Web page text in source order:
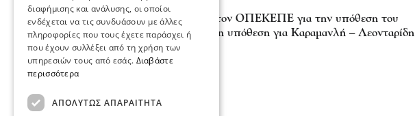
Πολιτική
22 κατηγορούμενοι για τον ΟΠΕΚΕΠΕ για την υπόθεση του
ΟΠΕΚΕΠΕ στο αρχείο η υπόθεση για Καραμανλή – Λεονταρίδη
17 Ιου 2026, 18:01
διαφήμισης και ανάλυσης, οι οποίοι
ενδέχεται να τις συνδυάσουν με άλλες
πληροφορίες που τους έχετε παράσχει ή
που έχουν συλλέξει από τη χρήση των
υπηρεσιών τους από εσάς. Διαβάστε
περισσότερα
ΑΠΟΛΎΤΩΣ ΑΠΑΡΑΊΤΗΤΑ